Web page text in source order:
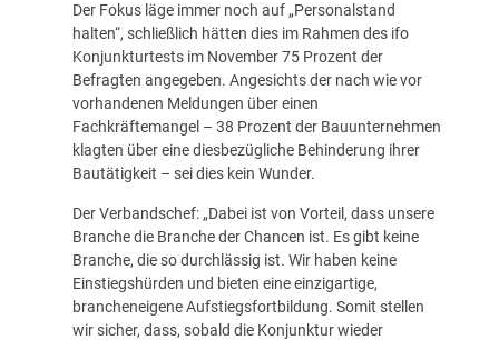
Der Fokus läge immer noch auf „Personalstand
halten“, schließlich hätten dies im Rahmen des ifo
Konjunkturtests im November 75 Prozent der
Befragten angegeben. Angesichts der nach wie vor
vorhandenen Meldungen über einen
Fachkräftemangel – 38 Prozent der Bauunternehmen
klagten über eine diesbezügliche Behinderung ihrer
Bautätigkeit – sei dies kein Wunder.
Der Verbandschef: „Dabei ist von Vorteil, dass unsere
Branche die Branche der Chancen ist. Es gibt keine
Branche, die so durchlässig ist. Wir haben keine
Einstiegshürden und bieten eine einzigartige,
brancheneigene Aufstiegsfortbildung. Somit stellen
wir sicher, dass, sobald die Konjunktur wieder